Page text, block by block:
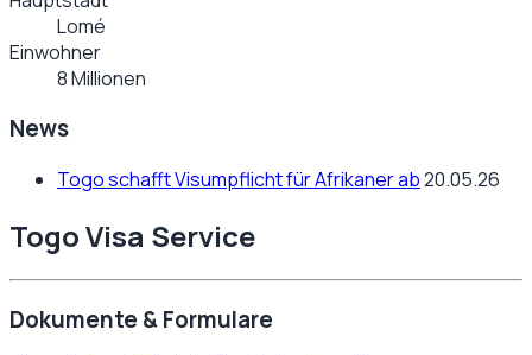
Lomé
Einwohner
8 Millionen
News
Togo schafft Visumpflicht für Afrikaner ab20.05.26
Togo Visa Service
Dokumente & Formulare